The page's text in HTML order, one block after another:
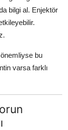
bilgi al. Enjektör
bu
varsa farklı